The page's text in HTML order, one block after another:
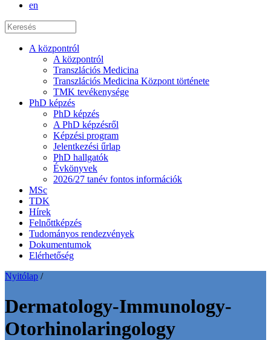
en
A központról
A központról
Transzlációs Medicina
Transzlációs Medicina Központ története
TMK tevékenysége
PhD képzés
PhD képzés
A PhD képzésről
Képzési program
Jelentkezési űrlap
PhD hallgatók
Évkönyvek
2026/27 tanév fontos információk
MSc
TDK
Hírek
Felnőttképzés
Tudományos rendezvények
Dokumentumok
Elérhetőség
Nyitólap /
Dermatology-Immunology-
Otorhinolaringology